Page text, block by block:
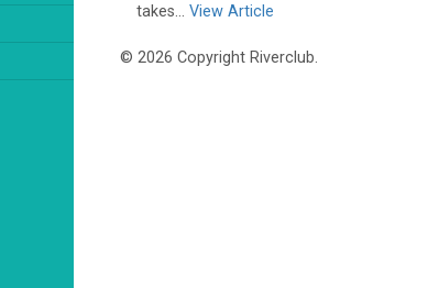
takes... View Article
© 2026 Copyright Riverclub.